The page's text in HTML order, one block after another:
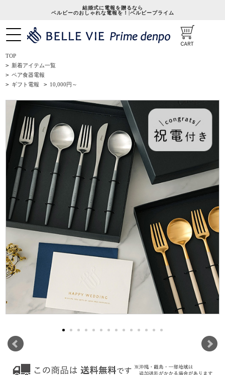
結婚式に電報を贈るなら
ベルビーのおしゃれな電報を！|ベルビープライム
TOP
> 新着アイテム一覧
> ペア食器電報
> ギフト電報 > 10,000円～